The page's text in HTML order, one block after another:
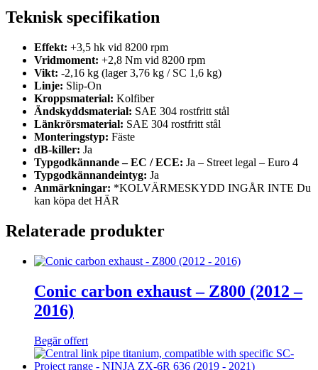
Teknisk specifikation
Effekt: +3,5 hk vid 8200 rpm
Vridmoment: +2,8 Nm vid 8200 rpm
Vikt: -2,16 kg (lager 3,76 kg / SC 1,6 kg)
Linje: Slip-On
Kroppsmaterial: Kolfiber
Ändskyddsmaterial: SAE 304 rostfritt stål
Länkrörsmaterial: SAE 304 rostfritt stål
Monteringstyp: Fäste
dB-killer: Ja
Typgodkännande – EC / ECE: Ja – Street legal – Euro 4
Typgodkännandeintyg: Ja
Anmärkningar: *KOLVÄRMESKYDD INGÅR INTE Du
kan köpa det HÄR
Relaterade produkter
Conic carbon exhaust – Z800 (2012 –
2016)
Begär offert